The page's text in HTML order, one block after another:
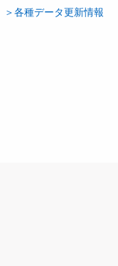
＞各種データ更新情報